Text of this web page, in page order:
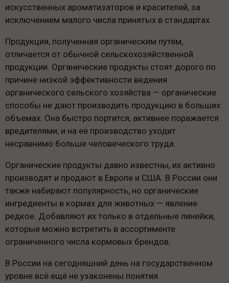
искусственных ароматизаторов и красителей, за
исключением малого числа принятых в стандартах.
Продукция, полученная органическим путём,
отличается от обычной сельскохозяйственной
продукции. Органические продукты стоят дорого по
причине низкой эффективности ведения
органического сельского хозяйства — органические
способы не дают производить продукцию в больших
объемах. Она быстро портится, активнее поражается
вредителями, и на её производство уходит
несравнимо больше человеческого труда.
Органические продукты давно известны, их активно
производят и продают в Европе и США. В России они
также набирают популярность, но органические
ингредиенты в кормах для животных — явление
редкое. Добавляют их только в отдельные линейки,
которые можно встретить в ассортименте
ограниченного числа кормовых брендов.
В России на сегодняшний день на государственном
уровне всё ещё не узаконены понятия